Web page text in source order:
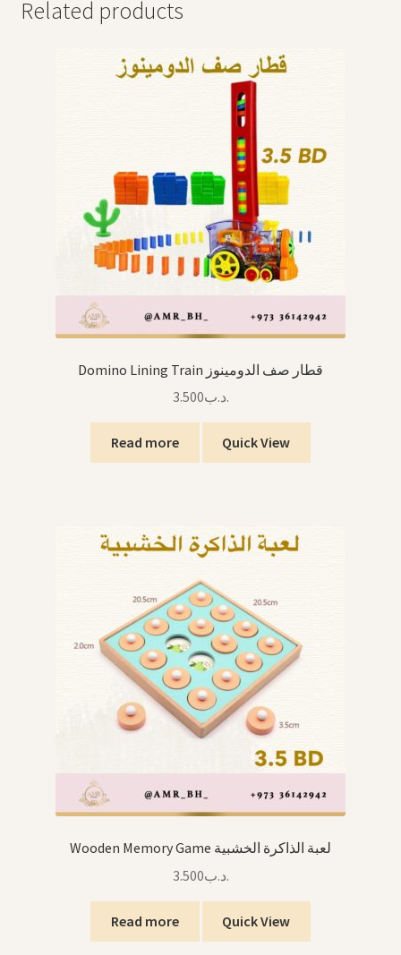
Related products
Domino Lining Train قطار صف الدومينوز
.د.ب3.500
Read more Quick View
Wooden Memory Game لعبة الذاكرة الخشبية
.د.ب3.500
Read more Quick View